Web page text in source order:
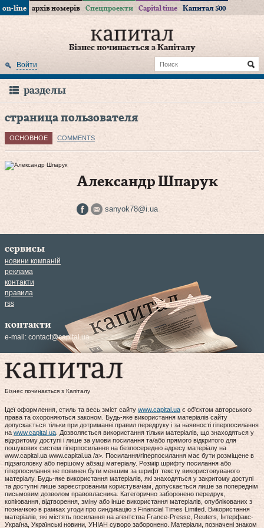
on-line архів номерів Спецпроекти Capital time Капитал 500
Бізнес починається з Капіталу
Войти
разделы
страница пользователя
ОСНОВНОЕ COMMENTS
Александр Шпарук
sanyok78@i.ua
сервисы
новини компаній
реклама
контакти
правила
rss
контакти
e-mail: contact@capital.ua
Бізнес починається з Капіталу
Ідеї оформлення, стиль та весь зміст сайту www.capital.ua є об'єктом авторського
права та охороняються законом. Будь-яке використання матеріалів сайту
допускається тільки при дотриманні правил передруку і за наявності гіперпосилання
на www.capital.ua . Дозволяється використання тільки матеріалів, що знаходяться у
відкритому доступі і лише за умови посилання та/або прямого відкритого для
пошукових систем гіперпосилання на безпосередню адресу матеріалу на
www.capital.ua www.capital.ua /a>. Посилання/гіперпосилання має бути розміщене в
підзаголовку або першому абзаці матеріалу. Розмір шрифту посилання або
гіперпосилання не повинен бути меншим за шрифт тексту використовуваного
матеріалу. Будь-яке використання матеріалів, які знаходяться у закритому доступі
та доступні лише зареєстрованим користувачам, допускається лише за попереднім
письмовим дозволом правовласника. Категорично заборонено передрук,
копіювання, відтворення, зміну або інше використання матеріалів, опублікованих з
позначкою в рамках угоди про синдикацію з Financial Times Limited. Використання
матеріалів, які містять посилання на агентства France-Presse, Reuters, Інтерфакс-
Україна, Українські новини, УНІАН суворо заборонено. Матеріали, позначені знаком